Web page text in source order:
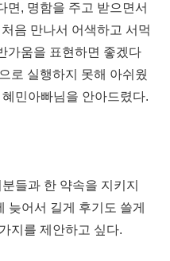
면, 명함을 주고 받으면서
음 만나서 어색하고 서먹
가움을 표현하면 좋겠다
로 실행하지 못해 아쉬웠
민아빠님을 안아드렸다.
들과 한 약속을 지키지
늦어서 길게 후기도 쓸게
지를 제안하고 싶다.